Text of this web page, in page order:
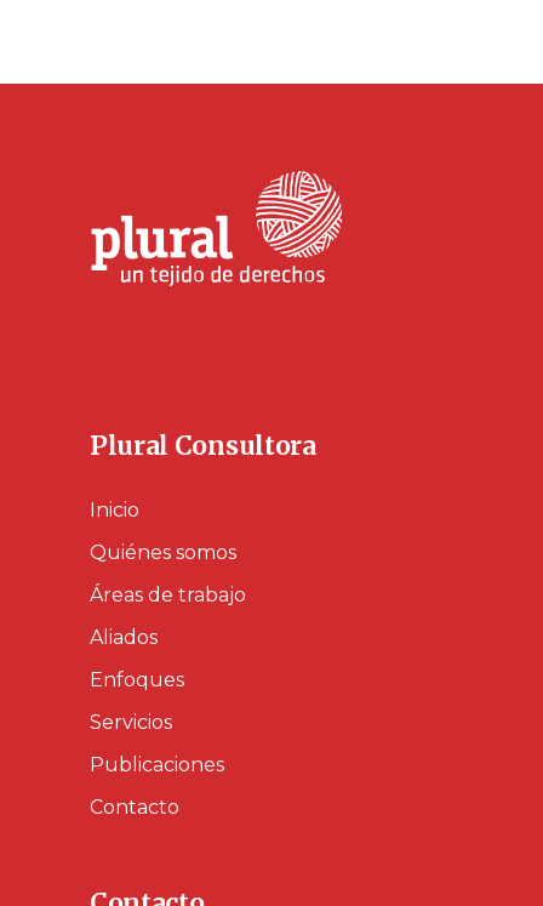
Plural Consultora
Inicio
Quiénes somos
Áreas de trabajo
Aliados
Enfoques
Servicios
Publicaciones
Contacto